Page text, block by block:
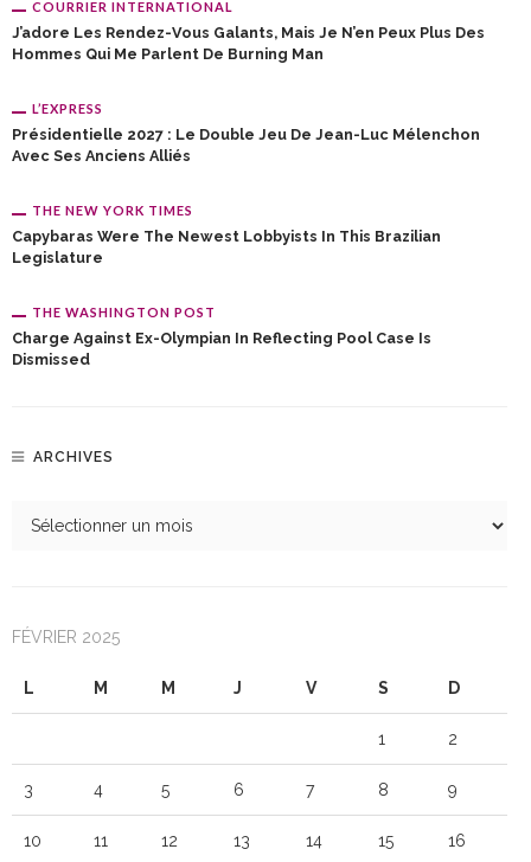
COURRIER INTERNATIONAL
J’adore Les Rendez-Vous Galants, Mais Je N’en Peux Plus Des
Hommes Qui Me Parlent De Burning Man
L’EXPRESS
Présidentielle 2027 : Le Double Jeu De Jean-Luc Mélenchon
Avec Ses Anciens Alliés
THE NEW YORK TIMES
Capybaras Were The Newest Lobbyists In This Brazilian
Legislature
THE WASHINGTON POST
Charge Against Ex-Olympian In Reflecting Pool Case Is
Dismissed
ARCHIVES
FÉVRIER 2025
L M M J V S D
1 2
3 4 5 6 7 8 9
10 11 12 13 14 15 16